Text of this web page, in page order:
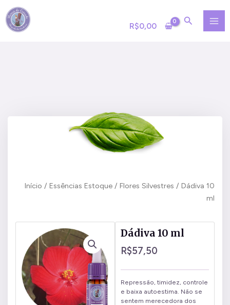
para
R$0,00
Início / Essências Estoque / Flores Silvestres / Dádiva 10
ml
Dádiva 10 ml
R$57,50
Repressão, timidez, controle
e baixa autoestima. Não se
sentem merecedora dos